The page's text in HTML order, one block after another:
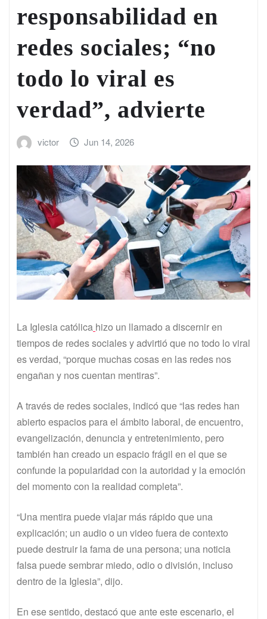
responsabilidad en
redes sociales; “no
todo lo viral es
verdad”, advierte
victor Jun 14, 2026
La Iglesia católica hizo un llamado a discernir en
tiempos de redes sociales y advirtió que no todo lo viral
es verdad, “porque muchas cosas en las redes nos
engañan y nos cuentan mentiras”.
A través de redes sociales, indicó que “las redes han
abierto espacios para el ámbito laboral, de encuentro,
evangelización, denuncia y entretenimiento, pero
también han creado un espacio frágil en el que se
confunde la popularidad con la autoridad y la emoción
del momento con la realidad completa”.
“Una mentira puede viajar más rápido que una
explicación; un audio o un video fuera de contexto
puede destruir la fama de una persona; una noticia
falsa puede sembrar miedo, odio o división, incluso
dentro de la Iglesia”, dijo.
En ese sentido, destacó que ante este escenario, el